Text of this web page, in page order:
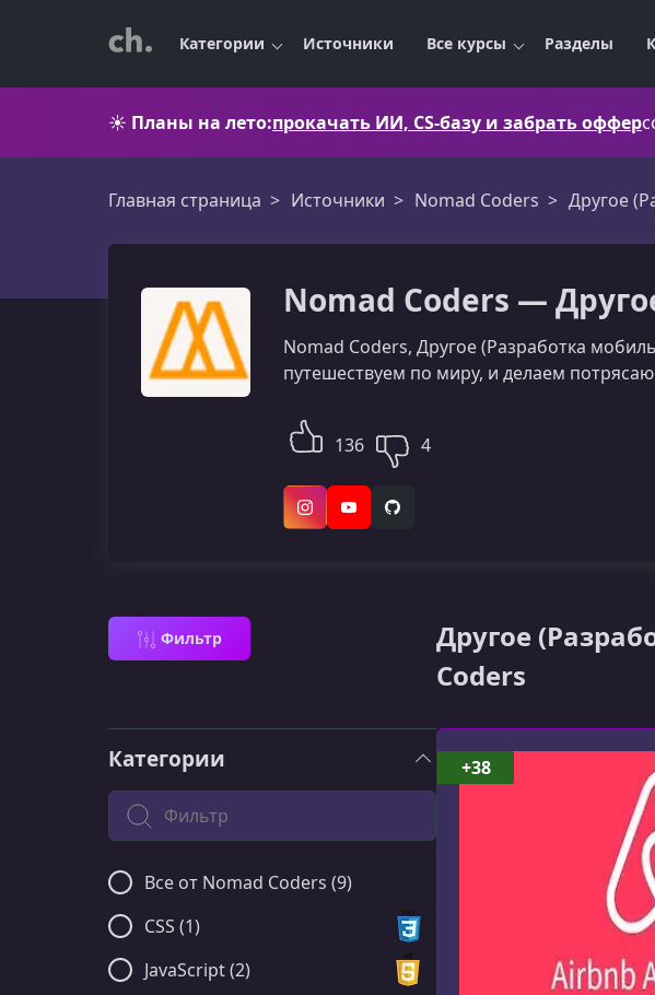
Категории Источники Все курсы Разделы
☀️ Планы на лето:прокачать ИИ, CS-базу и забрать оффер
Главная страница Источники Nomad Coders Другое
Nomad Coders —
Nomad Coders, Другое (Разработка
путешествуем по миру, и делаем
136 4
InstagramYouTubeGitHub
Фильтр
Другое
Coders
Категории
Поиск по категории
Все от Nomad Coders (9)
CSS (1)
JavaScript (2)
+38